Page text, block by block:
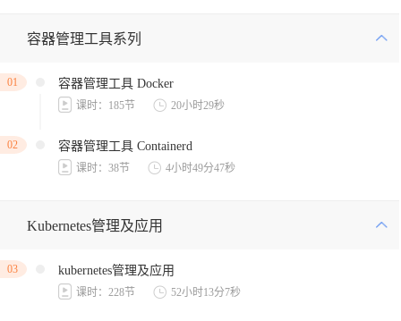
容器管理工具系列
01 容器管理工具 Docker
课时：185节 20小时29秒
02 容器管理工具 Containerd
课时：38节 4小时49分47秒
Kubernetes管理及应用
03 kubernetes管理及应用
课时：228节 52小时13分7秒